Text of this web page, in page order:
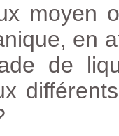
moyen
en
de